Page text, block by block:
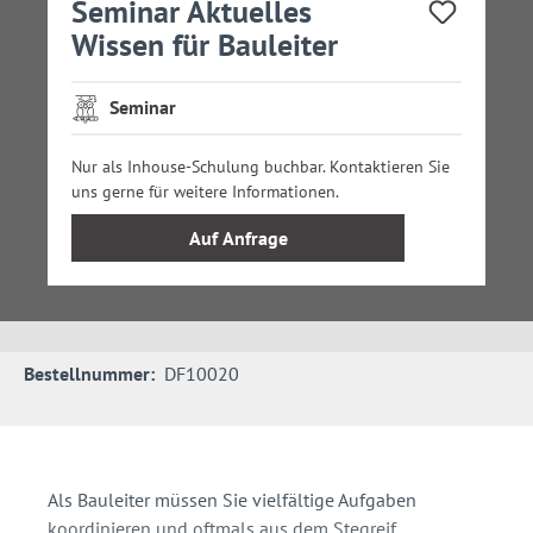
Seminar Aktuelles
Wissen für Bauleiter
Seminar
Nur als Inhouse-Schulung buchbar. Kontaktieren Sie
uns gerne für weitere Informationen.
Auf Anfrage
Bestellnummer: DF10020
Als Bauleiter müssen Sie vielfältige Aufgaben